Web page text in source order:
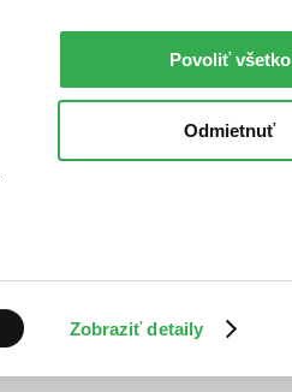
Zobraziť detaily
Povoliť všetko
Odmietnuť